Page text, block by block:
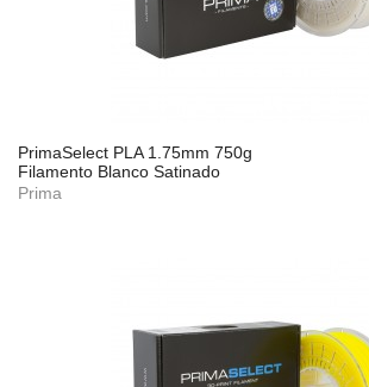
PrimaSelect PLA 1.75mm 750g
Filamento Blanco Satinado
Prima